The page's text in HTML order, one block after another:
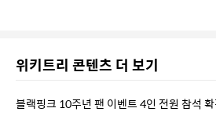
위키트리 콘텐츠 더 보기
블랙핑크 10주년 팬 이벤트 4인 전원 참석